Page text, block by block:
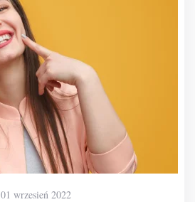
01 wrzesień 2022